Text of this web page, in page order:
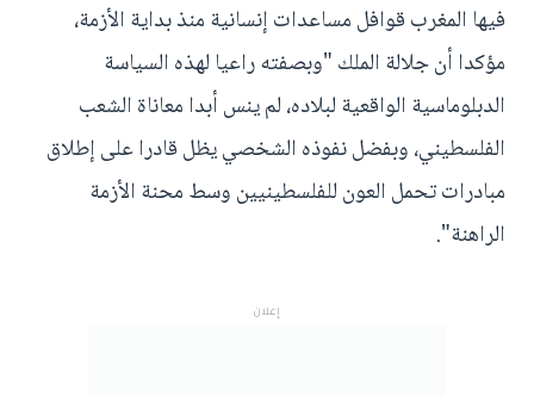
فيها المغرب قوافل مساعدات إنسانية منذ بداية الأزمة،
مؤكدا أن جلالة الملك "وبصفته راعيا لهذه السياسة
الدبلوماسية الواقعية لبلاده، لم ينس أبدا معاناة الشعب
الفلسطيني، وبفضل نفوذه الشخصي يظل قادرا على إطلاق
مبادرات تحمل العون للفلسطينيين وسط محنة الأزمة
الراهنة".
إعلان